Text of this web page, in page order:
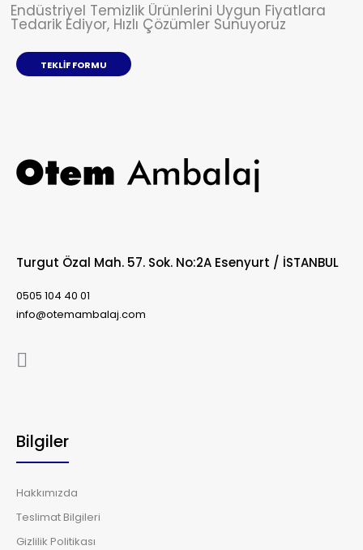
Endüstriyel Temizlik Ürünlerini Uygun Fiyatlara
Tedarik Ediyor, Hızlı Çözümler Sunuyoruz
TEKLIF FORMU
Turgut Özal Mah. 57. Sok. No:2A Esenyurt / İSTANBUL
0505 104 40 01
info@otemambalaj.com
Bilgiler
Hakkımızda
Teslimat Bilgileri
Gizlilik Politikası